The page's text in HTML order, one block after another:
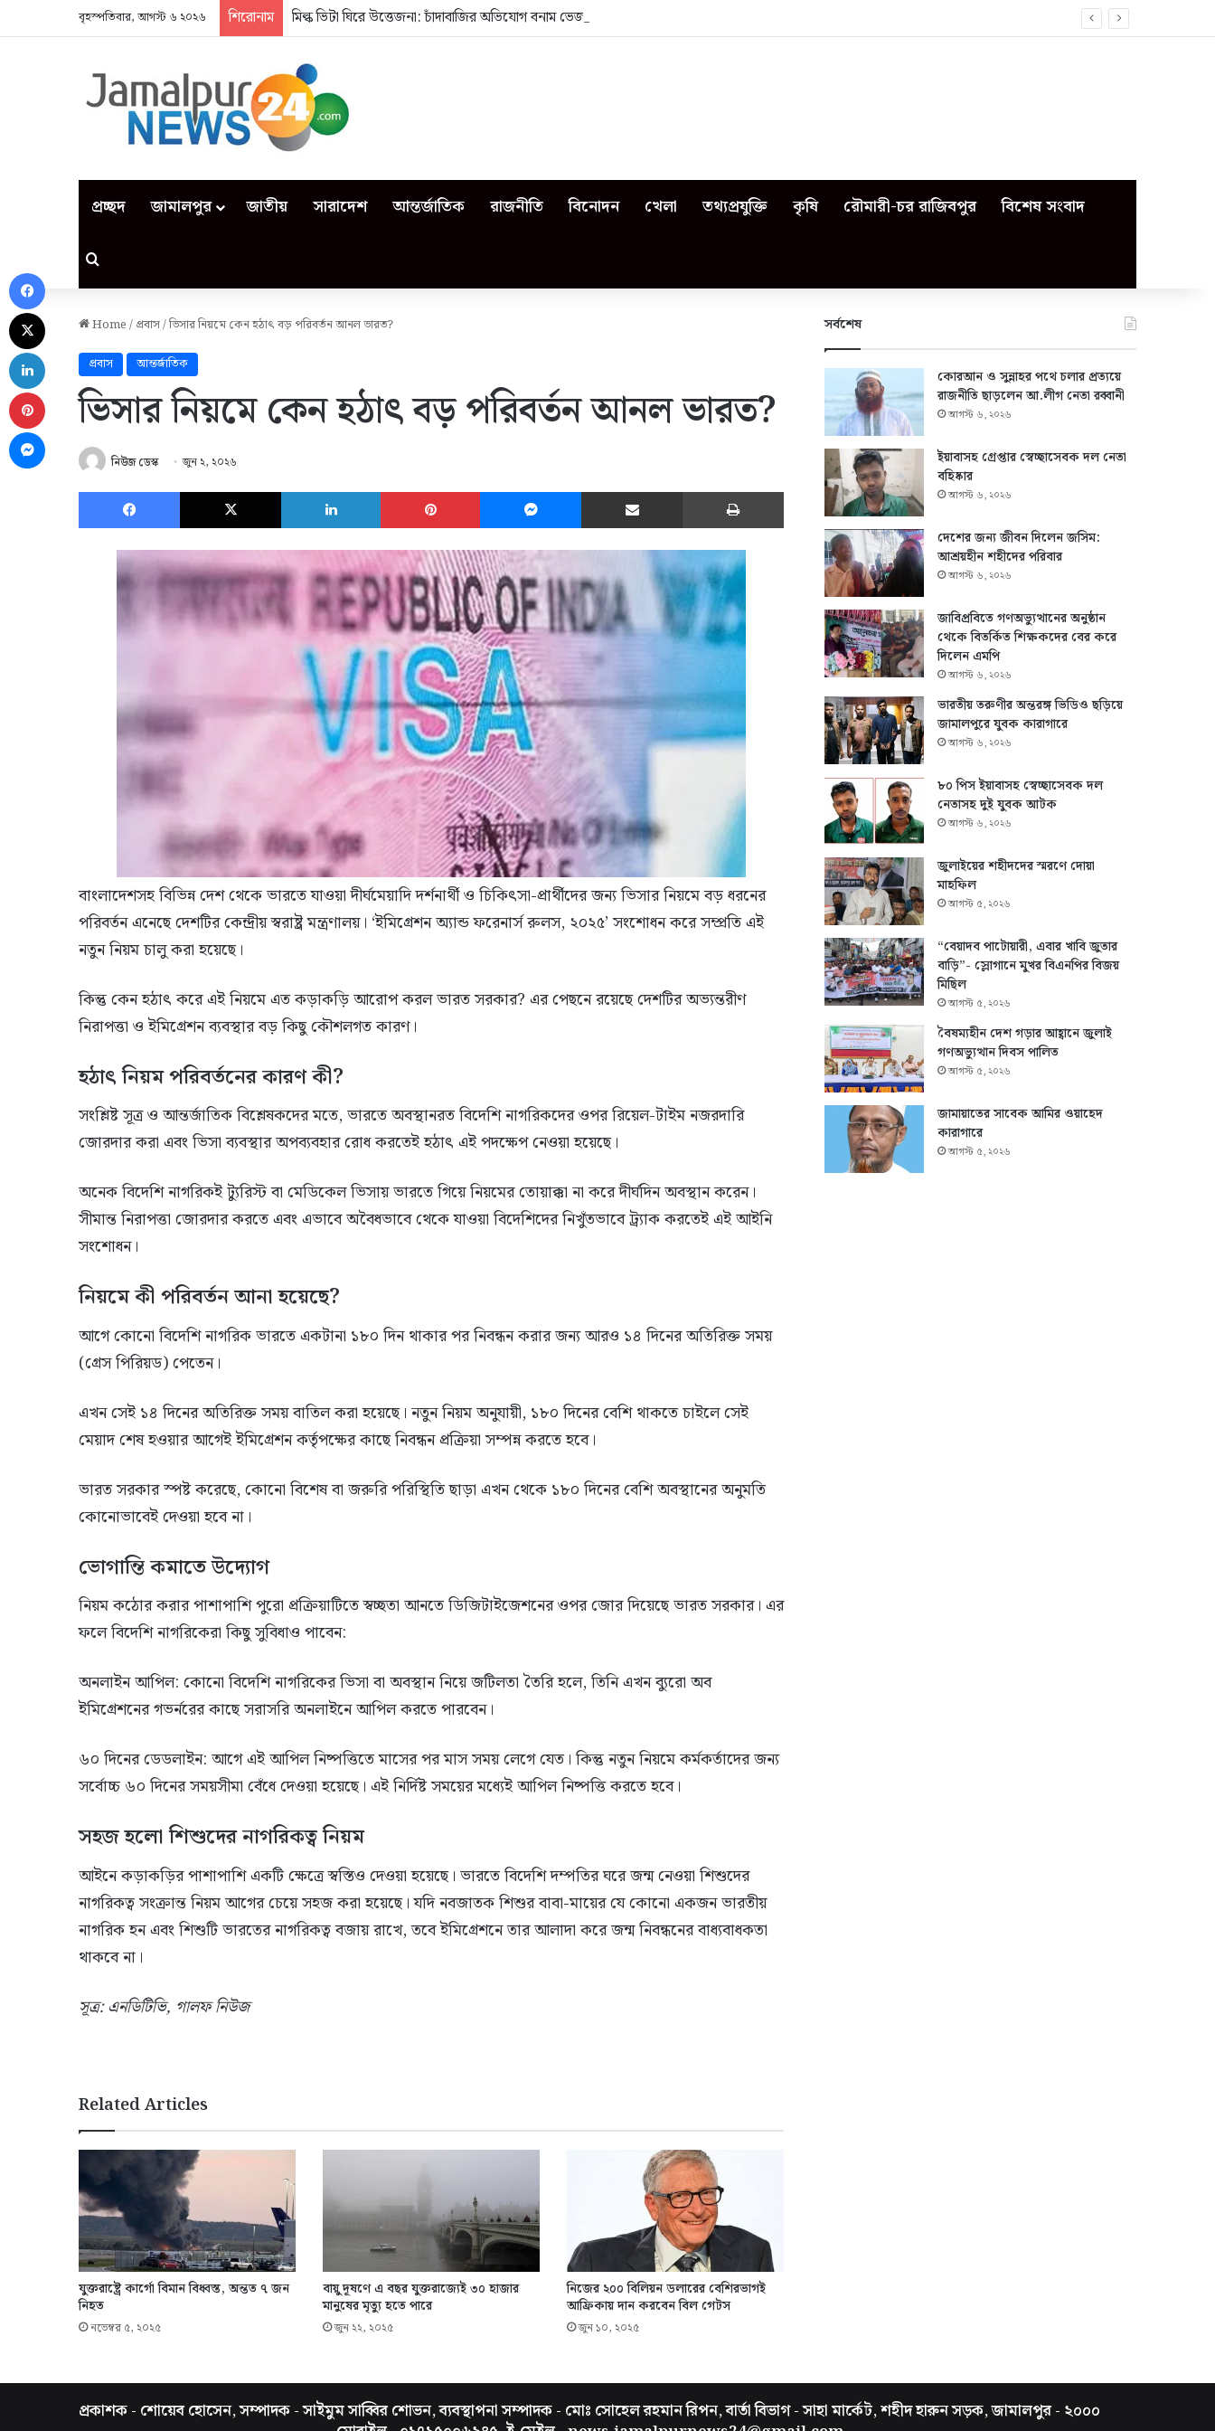
বৃহস্পতিবার, আগস্ট ৬ ২০২৬ শিরোনাম মিল্ক ভিটা ঘিরে উত্তেজনা: চাঁদাবাজির অভিযোগ বনাম ভেজাল দুধের জিডি
প্রচ্ছদ জামালপুর জাতীয় সারাদেশ আন্তর্জাতিক রাজনীতি বিনোদন খেলা তথ্যপ্রযুক্তি কৃষি রৌমারী-চর রাজিবপুর বিশেষ সংবাদ
Search for
Home/প্রবাস/ভিসার নিয়মে কেন হঠাৎ বড় পরিবর্তন আনল ভারত?
প্রবাস আন্তর্জাতিক
ভিসার নিয়মে কেন হঠাৎ বড় পরিবর্তন আনল ভারত?
নিউজ ডেস্ক জুন ২, ২০২৬
Facebook X LinkedIn Pinterest Messenger Share via Email Print
বাংলাদেশসহ বিভিন্ন দেশ থেকে ভারতে যাওয়া দীর্ঘমেয়াদি দর্শনার্থী ও চিকিৎসা-প্রার্থীদের জন্য ভিসার নিয়মে বড় ধরনের
পরিবর্তন এনেছে দেশটির কেন্দ্রীয় স্বরাষ্ট্র মন্ত্রণালয়। ‘ইমিগ্রেশন অ্যান্ড ফরেনার্স রুলস, ২০২৫’ সংশোধন করে সম্প্রতি এই
নতুন নিয়ম চালু করা হয়েছে।
কিন্তু কেন হঠাৎ করে এই নিয়মে এত কড়াকড়ি আরোপ করল ভারত সরকার? এর পেছনে রয়েছে দেশটির অভ্যন্তরীণ
নিরাপত্তা ও ইমিগ্রেশন ব্যবস্থার বড় কিছু কৌশলগত কারণ।
হঠাৎ নিয়ম পরিবর্তনের কারণ কী?
সংশ্লিষ্ট সূত্র ও আন্তর্জাতিক বিশ্লেষকদের মতে, ভারতে অবস্থানরত বিদেশি নাগরিকদের ওপর রিয়েল-টাইম নজরদারি
জোরদার করা এবং ভিসা ব্যবস্থার অপব্যবহার রোধ করতেই হঠাৎ এই পদক্ষেপ নেওয়া হয়েছে।
অনেক বিদেশি নাগরিকই ট্যুরিস্ট বা মেডিকেল ভিসায় ভারতে গিয়ে নিয়মের তোয়াক্কা না করে দীর্ঘদিন অবস্থান করেন।
সীমান্ত নিরাপত্তা জোরদার করতে এবং এভাবে অবৈধভাবে থেকে যাওয়া বিদেশিদের নিখুঁতভাবে ট্র্যাক করতেই এই আইনি
সংশোধন।
নিয়মে কী পরিবর্তন আনা হয়েছে?
আগে কোনো বিদেশি নাগরিক ভারতে একটানা ১৮০ দিন থাকার পর নিবন্ধন করার জন্য আরও ১৪ দিনের অতিরিক্ত সময়
(গ্রেস পিরিয়ড) পেতেন।
এখন সেই ১৪ দিনের অতিরিক্ত সময় বাতিল করা হয়েছে। নতুন নিয়ম অনুযায়ী, ১৮০ দিনের বেশি থাকতে চাইলে সেই
মেয়াদ শেষ হওয়ার আগেই ইমিগ্রেশন কর্তৃপক্ষের কাছে নিবন্ধন প্রক্রিয়া সম্পন্ন করতে হবে।
ভারত সরকার স্পষ্ট করেছে, কোনো বিশেষ বা জরুরি পরিস্থিতি ছাড়া এখন থেকে ১৮০ দিনের বেশি অবস্থানের অনুমতি
কোনোভাবেই দেওয়া হবে না।
ভোগান্তি কমাতে উদ্যোগ
নিয়ম কঠোর করার পাশাপাশি পুরো প্রক্রিয়াটিতে স্বচ্ছতা আনতে ডিজিটাইজেশনের ওপর জোর দিয়েছে ভারত সরকার। এর
ফলে বিদেশি নাগরিকেরা কিছু সুবিধাও পাবেন:
অনলাইন আপিল: কোনো বিদেশি নাগরিকের ভিসা বা অবস্থান নিয়ে জটিলতা তৈরি হলে, তিনি এখন ব্যুরো অব
ইমিগ্রেশনের গভর্নরের কাছে সরাসরি অনলাইনে আপিল করতে পারবেন।
৬০ দিনের ডেডলাইন: আগে এই আপিল নিষ্পত্তিতে মাসের পর মাস সময় লেগে যেত। কিন্তু নতুন নিয়মে কর্মকর্তাদের জন্য
সর্বোচ্চ ৬০ দিনের সময়সীমা বেঁধে দেওয়া হয়েছে। এই নির্দিষ্ট সময়ের মধ্যেই আপিল নিষ্পত্তি করতে হবে।
সহজ হলো শিশুদের নাগরিকত্ব নিয়ম
আইনে কড়াকড়ির পাশাপাশি একটি ক্ষেত্রে স্বস্তিও দেওয়া হয়েছে। ভারতে বিদেশি দম্পতির ঘরে জন্ম নেওয়া শিশুদের
নাগরিকত্ব সংক্রান্ত নিয়ম আগের চেয়ে সহজ করা হয়েছে। যদি নবজাতক শিশুর বাবা-মায়ের যে কোনো একজন ভারতীয়
নাগরিক হন এবং শিশুটি ভারতের নাগরিকত্ব বজায় রাখে, তবে ইমিগ্রেশনে তার আলাদা করে জন্ম নিবন্ধনের বাধ্যবাধকতা
থাকবে না।
সূত্র: এনডিটিভি, গালফ নিউজ
Related Articles
যুক্তরাষ্ট্রে কার্গো বিমান বিধ্বস্ত, অন্তত ৭ জন
নিহত
নভেম্বর ৫, ২০২৫
বায়ু দূষণে এ বছর যুক্তরাজ্যেই ৩০ হাজার
মানুষের মৃত্যু হতে পারে
জুন ২২, ২০২৫
নিজের ২০০ বিলিয়ন ডলারের বেশিরভাগই
আফ্রিকায় দান করবেন বিল গেটস
জুন ১০, ২০২৫
সর্বশেষ
কোরআন ও সুন্নাহর পথে চলার প্রত্যয়ে
রাজনীতি ছাড়লেন আ.লীগ নেতা রব্বানী
আগস্ট ৬, ২০২৬
ইয়াবাসহ গ্রেপ্তার স্বেচ্ছাসেবক দল নেতা
বহিষ্কার
আগস্ট ৬, ২০২৬
দেশের জন্য জীবন দিলেন জসিম:
আশ্রয়হীন শহীদের পরিবার
আগস্ট ৬, ২০২৬
জাবিপ্রবিতে গণঅভ্যুত্থানের অনুষ্ঠান
থেকে বিতর্কিত শিক্ষকদের বের করে
দিলেন এমপি
আগস্ট ৬, ২০২৬
ভারতীয় তরুণীর অন্তরঙ্গ ভিডিও ছড়িয়ে
জামালপুরে যুবক কারাগারে
আগস্ট ৬, ২০২৬
৮০ পিস ইয়াবাসহ স্বেচ্ছাসেবক দল
নেতাসহ দুই যুবক আটক
আগস্ট ৬, ২০২৬
জুলাইয়ের শহীদদের স্মরণে দোয়া
মাহফিল
আগস্ট ৫, ২০২৬
“বেয়াদব পাটোয়ারী, এবার খাবি জুতার
বাড়ি”- স্লোগানে মুখর বিএনপির বিজয়
মিছিল
আগস্ট ৫, ২০২৬
বৈষম্যহীন দেশ গড়ার আহ্বানে জুলাই
গণঅভ্যুত্থান দিবস পালিত
আগস্ট ৫, ২০২৬
জামায়াতের সাবেক আমির ওয়াহেদ
কারাগারে
আগস্ট ৫, ২০২৬
প্রকাশক - শোয়েব হোসেন, সম্পাদক - সাইমুম সাব্বির শোভন, ব্যবস্থাপনা সম্পাদক - মোঃ সোহেল রহমান রিপন, বার্তা বিভাগ - সাহা মার্কেট, শহীদ হারুন সড়ক, জামালপুর - ২০০০
Facebook
LinkedIn
Pinterest